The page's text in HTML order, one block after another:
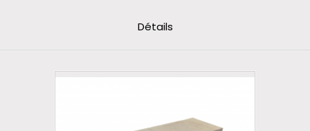
Détails